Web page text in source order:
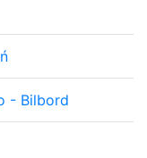
- Bilbord